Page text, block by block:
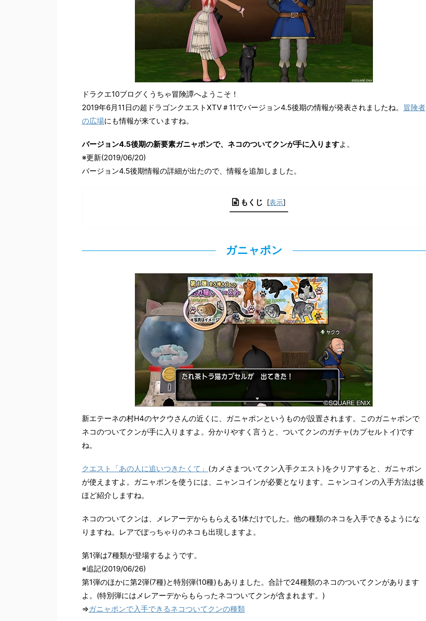
ドラクエ10ブログくうちゃ冒険譚へようこそ！
2019年6月11日の超ドラゴンクエストXTV＃11でバージョン4.5後期の情報が発表されましたね。
冒険者
の広場にも情報が来ていますね。
バージョン4.5後期の新要素ガニャポンで、ネコのついてクンが手に入りますよ。
※更新(2019/06/20)
バージョン4.5後期情報の詳細が出たので、情報を追加しました。
もくじ [表示]
ガニャポン
新エテーネの村H4のヤクウさんの近くに、ガニャポンというものが設置されます。このガニャポンで
ネコのついてクンが手に入りますよ。分かりやすく言うと、ついてクンのガチャ(カプセルトイ)です
ね。
クエスト「あの人に追いつきたくて」 (カメさまついてクン入手クエスト)をクリアすると、ガニャポン
が使えますよ。ガニャポンを使うには、ニャンコインが必要となります。ニャンコインの入手方法は後
ほど紹介しますね。
ネコのついてクンは、メレアーデからもらえる1体だけでした。他の種類のネコを入手できるようにな
りますね。レアでぽっちゃりのネコも出現しますよ。
第1弾は7種類が登場するようです。
※追記(2019/06/26)
第1弾のほかに第2弾(7種)と特別弾(10種)もありました。合計で24種類のネコのついてクンがあります
よ。(特別弾にはメレアーデからもらったネコついてクンが含まれます。)
⇒ガニャポンで入手できるネコついてクンの種類